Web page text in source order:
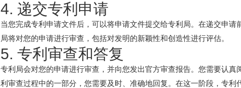
4. 递交专利申请
当您完成专利申请文件后，可以将申请文件提交给专利局。在递交申
局将对您的申请进行审查，包括对发明的新颖性和创造性进行评估。
5. 专利审查和答复
专利局会对您的申请进行审查，并向您发出官方审查报告。您需要认
利审查过程中的一部分，您需要及时、准确地回复。在这一阶段，专利